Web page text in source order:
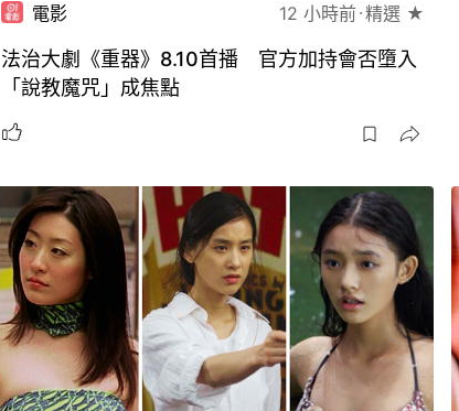
電影 12 小時前 精選 ★
法治大劇《重器》8.10首播 官方加持會否墮入
「說教魔咒」成焦點